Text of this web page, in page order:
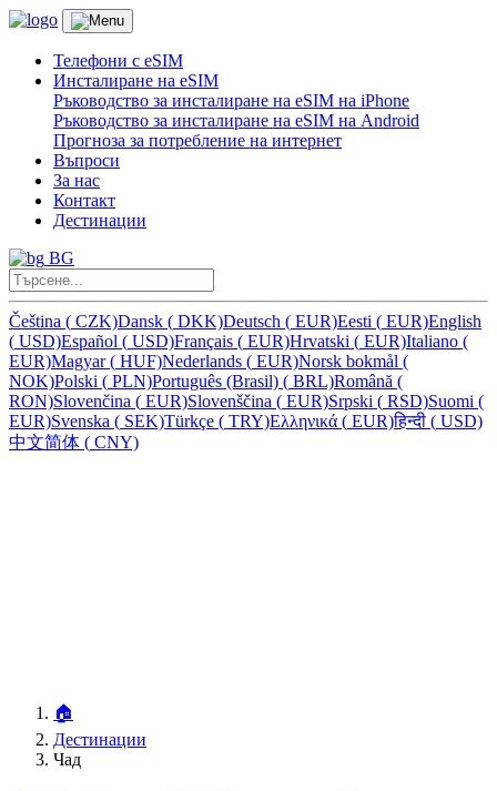
Телефони с eSIM
Инсталиране на eSIM
Ръководство за инсталиране на eSIM на iPhone
Ръководство за инсталиране на eSIM на Android
Прогноза за потребление на интернет
Въпроси
За нас
Контакт
Дестинации
BG
Čeština ( CZK)Dansk ( DKK)Deutsch ( EUR)Eesti ( EUR)English
( USD)Español ( USD)Français ( EUR)Hrvatski ( EUR)Italiano (
EUR)Magyar( HUF)Nederlands ( EUR)Norsk bokmål (
NOK)Polski ( PLN)Português (Brasil) ( BRL)Română (
RON)Slovenčina ( EUR)Slovenščina ( EUR)Srpski ( RSD)Suomi (
EUR)Svenska ( SEK)Türkçe ( TRY)Ελληνικά ( EUR)हिन्दी ( USD)
中文简体 ( CNY)
🏠
Дестинации
Чад